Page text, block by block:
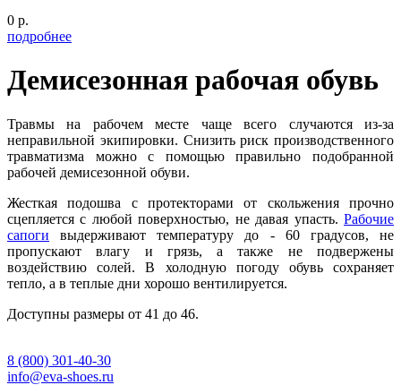
0 р.
подробнее
Демисезонная рабочая обувь
Травмы на рабочем месте чаще всего случаются из-за
неправильной экипировки. Снизить риск производственного
травматизма можно с помощью правильно подобранной
рабочей демисезонной обуви.
Жесткая подошва с протекторами от скольжения прочно
сцепляется с любой поверхностью, не давая упасть. Рабочие
сапоги выдерживают температуру до - 60 градусов, не
пропускают влагу и грязь, а также не подвержены
воздействию солей. В холодную погоду обувь сохраняет
тепло, а в теплые дни хорошо вентилируется.
Доступны размеры от 41 до 46.
8 (800) 301-40-30
info@eva-shoes.ru